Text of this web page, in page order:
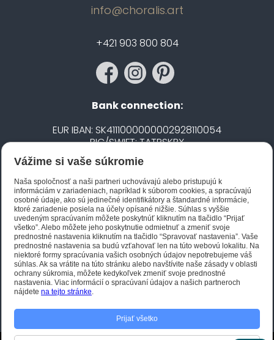
info@choralis.art
+421 903 800 804
Bank connection:
EUR IBAN: SK4111000000002928110054
BIC/SWIFT: TATRSKBX
CZK IBAN: CZ5020100000002101752606
BIC/SWIFT: FIOBCZPPXXX
Biano STAR
Vážime si vaše súkromie
Naša spoločnosť a naši partneri uchovávajú alebo pristupujú k
informáciám v zariadeniach, napríklad k súborom cookies, a spracúvajú
osobné údaje, ako sú jedinečné identifikátory a štandardné informácie,
ktoré zariadenie posiela na účely opísané nižšie. Súhlas s vyššie
uvedeným spracúvaním môžete poskytnúť kliknutím na tlačidlo “Prijať
všetko”. Alebo môžete jeho poskytnutie odmietnuť a zmeniť svoje
prednostné nastavenia kliknutím na tlačidlo “Spravovať nastavenia”. Vaše
prednostné nastavenia sa budú vzťahovať len na túto webovú lokalitu. Na
niektoré formy spracúvania vašich osobných údajov nepotrebujeme váš
súhlas. Ak sa vrátite na túto stránku alebo navštívite naše zásady v oblasti
ochrany súkromia, môžete kedykoľvek zmeniť svoje prednostné
nastavenia. Viac informácií o spracúvaní údajov a našich partneroch
nájdete na tejto stránke.
Prijať všetko